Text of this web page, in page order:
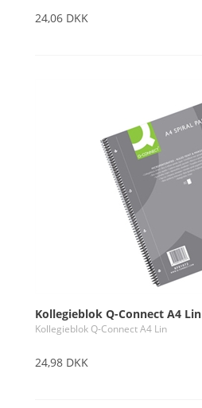
24,06 DKK
Kollegieblok Q-Connect A4 Lin
Kollegieblok Q-Connect A4 Lin
24,98 DKK